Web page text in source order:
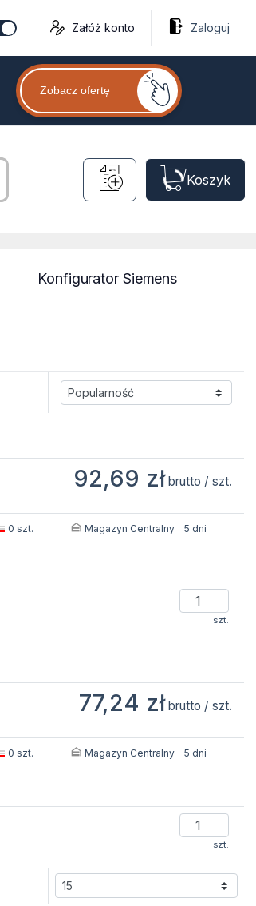
Załóż konto Zaloguj
Zobacz ofertę
Koszyk
Konfigurator Siemens
92,69 zł brutto / szt.
0 szt. Magazyn Centralny 5 dni
szt.
77,24 zł brutto / szt.
0 szt. Magazyn Centralny 5 dni
szt.